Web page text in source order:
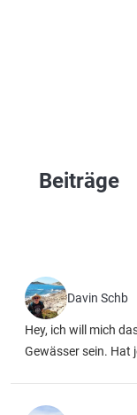
Beiträge
Davin Schb
Hey, ich will mich
Gewässer sein. Hat